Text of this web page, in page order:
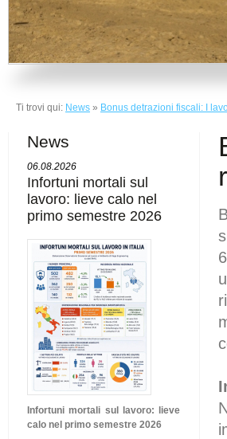
Ti trovi qui: News » Bonus detrazioni fiscali: I
News
06.08.2026
Infortuni mortali sul
lavoro: lieve calo nel
primo semestre 2026
Infortuni mortali sul lavoro: lieve
calo nel primo semestre 2026